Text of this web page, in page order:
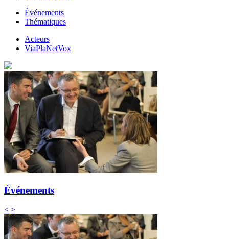
Événements
Thématiques
Acteurs
ViaPlaNetVox
Événements
< >